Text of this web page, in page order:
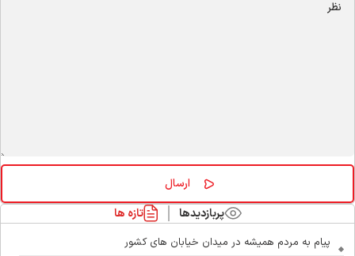
پربازدیدها تازه ها
پیام به مردم همیشه در میدان خیابان های کشور